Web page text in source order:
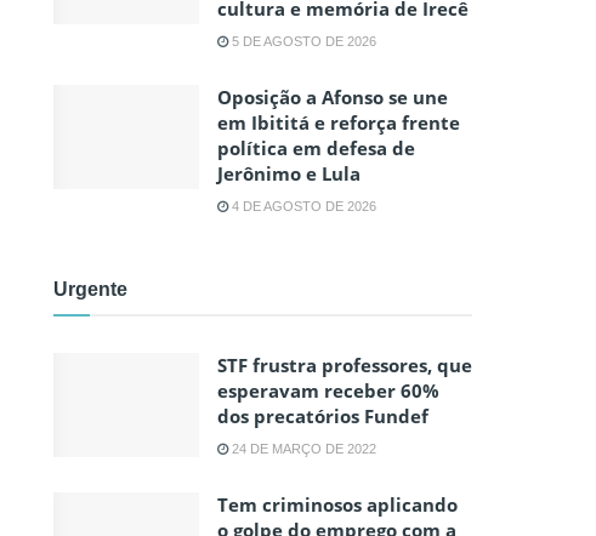
cultura e memória de Irecê
5 DE AGOSTO DE 2026
Oposição a Afonso se une
em Ibititá e reforça frente
política em defesa de
Jerônimo e Lula
4 DE AGOSTO DE 2026
Urgente
STF frustra professores, que
esperavam receber 60%
dos precatórios Fundef
24 DE MARÇO DE 2022
Tem criminosos aplicando
o golpe do emprego com a